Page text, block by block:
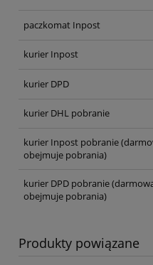
paczkomat Inpost
kurier Inpost
kurier DPD
kurier DHL pobranie
kurier Inpost pobranie
obejmuje pobrania)
kurier DPD pobranie
obejmuje pobrania)
Produkty powiązane